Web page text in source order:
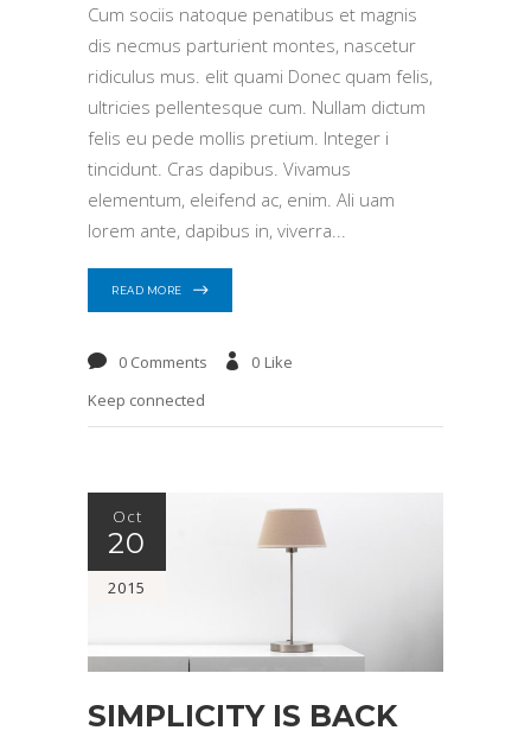
Cum sociis natoque penatibus et magnis
dis necmus parturient montes, nascetur
ridiculus mus. elit quami Donec quam felis,
ultricies pellentesque cum. Nullam dictum
felis eu pede mollis pretium. Integer i
tincidunt. Cras dapibus. Vivamus
elementum, eleifend ac, enim. Ali uam
lorem ante, dapibus in, viverra
READ MORE
0 Comments 0 Like
Keep connected
Oct
20
2015
SIMPLICITY IS BACK